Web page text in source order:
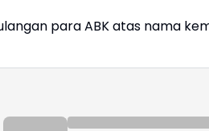
para ABK atas nama